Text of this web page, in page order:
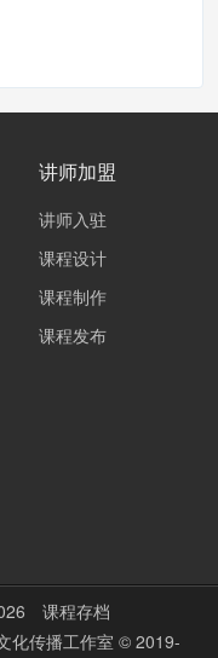
讲师加盟
讲师入驻
课程设计
课程制作
课程发布
课程存档
化传播工作室 © 2019-